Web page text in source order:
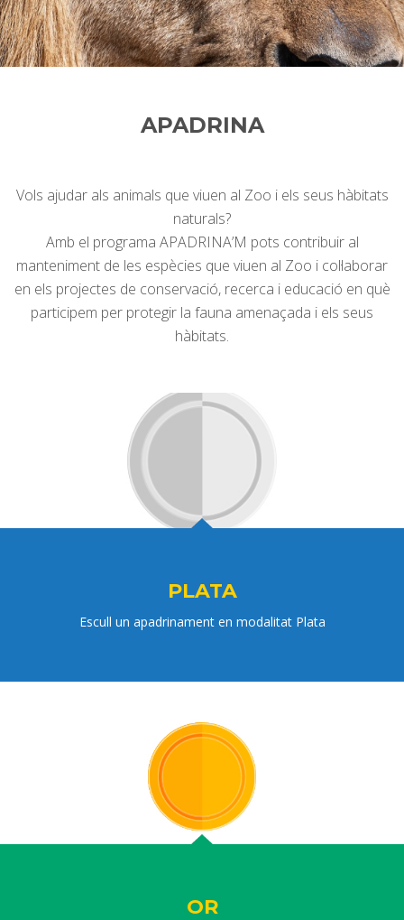
APADRINA
Vols ajudar als animals que viuen al Zoo i els seus hàbitats
naturals?
Amb el programa APADRINA’M pots contribuir al
manteniment de les espècies que viuen al Zoo i col·laborar
en els projectes de conservació, recerca i educació en què
participem per protegir la fauna amenaçada i els seus
hàbitats.
PLATA
Escull un apadrinament en modalitat Plata
OR